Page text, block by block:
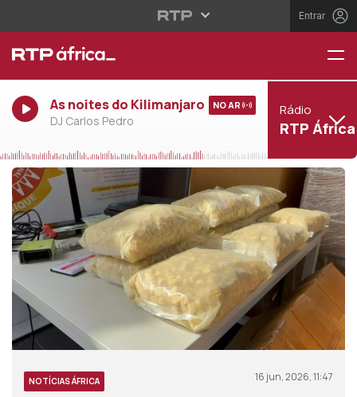
Entrar
As noites do Kilimanjaro
DJ Carlos Pedro
NO AR Rádio
RTP África
NOTÍCIAS ÁFRICA 16 jun, 2026, 11:47